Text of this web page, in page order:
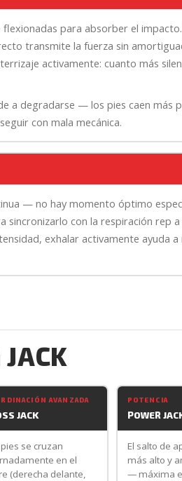
para absorber el
transmite la fuerza sin
activamente: cuanto más
a degradarse — los pies caen más
con mala mecánica.
— no hay momento óptimo
sincronizarlo con la respiración rep
exhalar activamente ayuda a
AVANZADA
JACK
se cruzan
en el
(derecha delante,
POTENCIA
POWER
El salto de
más alto y
— máxima